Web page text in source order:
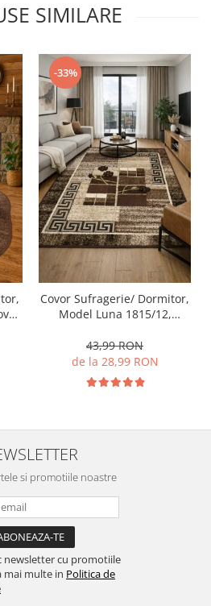
SIMILARE
-33%
Covor Sufragerie/ Dormitor,
Model Luna 1815/12,
43,99 RON
de la 28,99 RON
si promotiile noastre
newsletter cu promotiile
mai multe in Politica de